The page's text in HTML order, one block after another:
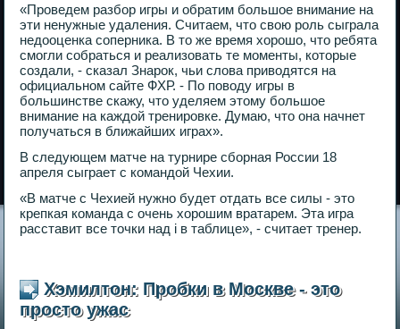
«Проведем разбор игры и обратим большое внимание на
эти ненужные удаления. Считаем, что свою роль сыграла
недооценка соперника. В то же время хорошо, что ребята
смогли собраться и реализовать те моменты, которые
создали, - сказал Знарок, чьи слова приводятся на
официальном сайте ФХР. - По поводу игры в
большинстве скажу, что уделяем этому большое
внимание на каждой тренировке. Думаю, что она начнет
получаться в ближайших играх».
В следующем матче на турнире сборная России 18
апреля сыграет с командой Чехии.
«В матче с Чехией нужно будет отдать все силы - это
крепкая команда с очень хорошим вратарем. Эта игра
расставит все точки над i в таблице», - считает тренер.
Хэмилтон: Пробки в Москве - это
просто ужас